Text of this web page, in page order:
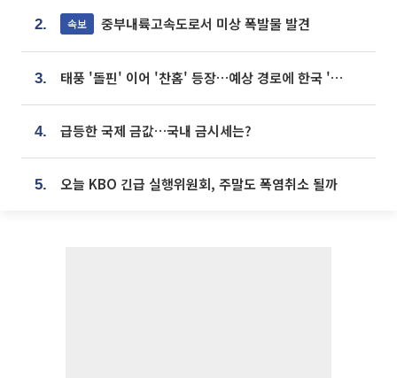
2. 속보 중부내륙고속도로서 미상 폭발물 발견
3. 태풍 '돌핀' 이어 '찬홈' 등장…예상 경로에 한국 '한숨'
4. 급등한 국제 금값…국내 금시세는?
5. 오늘 KBO 긴급 실행위원회, 주말도 폭염취소 될까